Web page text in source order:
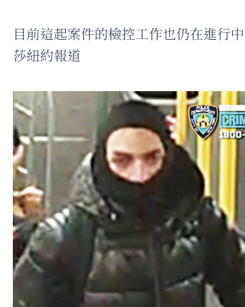
目前這起案件的檢控工作也仍在進行
莎紐約報道